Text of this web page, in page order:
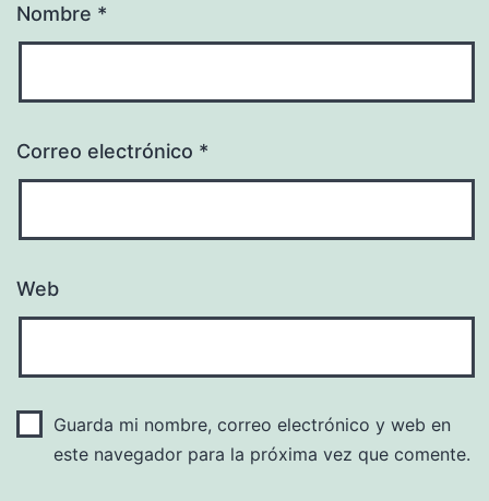
Nombre *
Correo electrónico *
Web
Guarda mi nombre, correo electrónico y web en
este navegador para la próxima vez que comente.